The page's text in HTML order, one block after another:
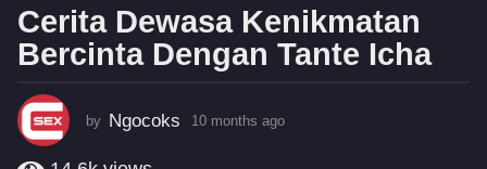
0
m
o
t
h
Cerita Dewasa Kenikmatan
Bercinta Dengan Tante Icha
by Ngocoks 10 months ago